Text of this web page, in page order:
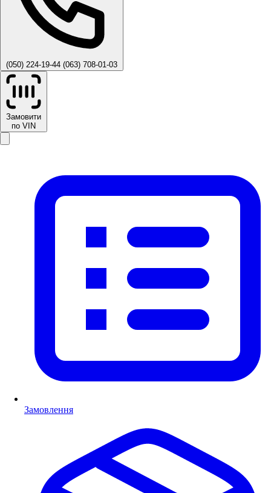
(050) 224-19-44 (063) 708-01-03
Замовити
по VIN
Замовлення